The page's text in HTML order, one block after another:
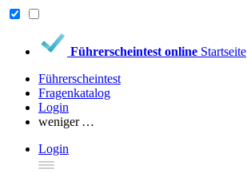
Führerscheintest online Startseite
Führerscheintest
Fragenkatalog
Login
weniger …
Login